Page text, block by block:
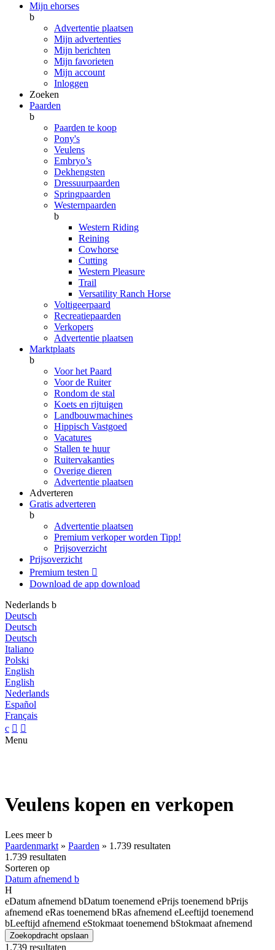
Mijn ehorses
b
Advertentie plaatsen
Mijn advertenties
Mijn berichten
Mijn favorieten
Mijn account
Inloggen
Zoeken
Paarden
b
Paarden te koop
Pony's
Veulens
Embryo’s
Dekhengsten
Dressuurpaarden
Springpaarden
Westernpaarden
b
Western Riding
Reining
Cowhorse
Cutting
Western Pleasure
Trail
Versatility Ranch Horse
Voltigeerpaard
Recreatiepaarden
Verkopers
Advertentie plaatsen
Marktplaats
b
Voor het Paard
Voor de Ruiter
Rondom de stal
Koets en rijtuigen
Landbouwmachines
Hippisch Vastgoed
Vacatures
Stallen te huur
Ruitervakanties
Overige dieren
Advertentie plaatsen
Adverteren
Gratis adverteren
b
Advertentie plaatsen
Premium verkoper worden Tipp!
Prijsoverzicht
Prijsoverzicht
Premium testen 
Download de app download
Nederlands b
Deutsch
Deutsch
Deutsch
Italiano
Polski
English
English
Nederlands
Español
Français
c  
Menu
Veulens kopen en verkopen
Lees meerb
Paardenmarkt » Paarden » 1.739 resultaten
1.739 resultaten
Sorteren op
Datum afnemend b
H
eDatum afnemend bDatum toenemend ePrijs toenemend bPrijs
afnemend eRas toenemend bRas afnemend eLeeftijd toenemend
bLeeftijd afnemend eStokmaat toenemend bStokmaat afnemend
Zoekopdracht opslaan
1.739 resultaten